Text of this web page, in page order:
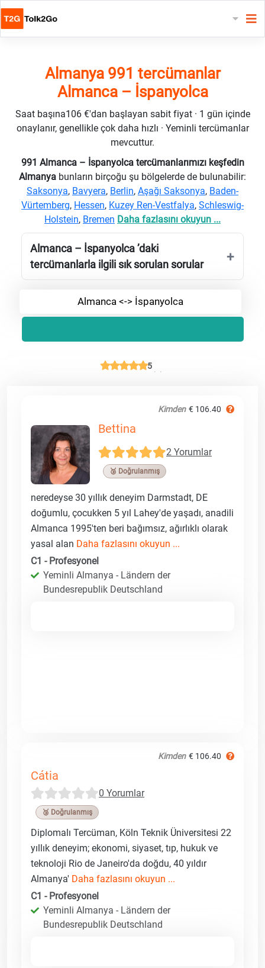
Almanya 991 tercümanlar
Almanca – İspanyolca
Saat başına106 €'dan başlayan sabit fiyat · 1 gün içinde
onaylanır, genellikle çok daha hızlı · Yeminli tercümanlar
mevcuttur.
991 Almanca – İspanyolca tercümanlarımızı keşfedin
Almanya bunların birçoğu şu bölgelerde de bulunabilir:
Saksonya, Bavyera, Berlin, Aşağı Saksonya, Baden-
Vürtemberg, Hessen, Kuzey Ren-Vestfalya, Schleswig-
Holstein, Bremen Daha fazlasını okuyun ...
Almanca – İspanyolca ’daki
tercümanlarla ilgili sık sorulan sorular
Almanca <-> İspanyolca
5
Kimden € 106.40
Bettina
2 Yorumlar
🥉 Doğrulanmış
neredeyse 30 yıllık deneyim Darmstadt, DE
doğumlu, çocukken 5 yıl Lahey'de yaşadı, anadili
Almanca 1995'ten beri bağımsız, ağırlıklı olarak
yasal alan Daha fazlasını okuyun ...
C1 - Profesyonel
Yeminli Almanya - Ländern der
Bundesrepublik Deutschland
Kimden € 106.40
Cátia
0 Yorumlar
🥉 Doğrulanmış
Diplomalı Tercüman, Köln Teknik Üniversitesi 22
yıllık deneyim; ekonomi, siyaset, tıp, hukuk ve
teknoloji Rio de Janeiro'da doğdu, 40 yıldır
Almanya' Daha fazlasını okuyun ...
C1 - Profesyonel
Yeminli Almanya - Ländern der
Bundesrepublik Deutschland